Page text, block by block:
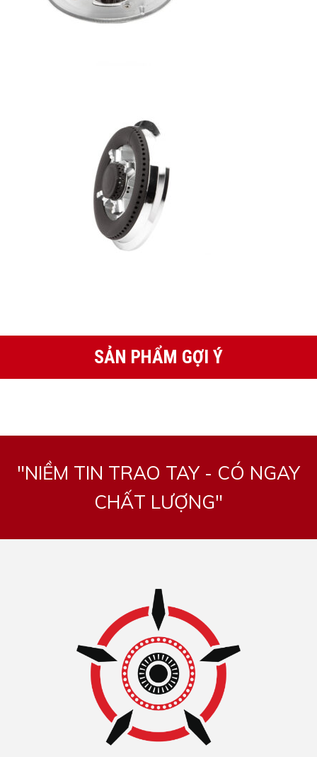
SẢN PHẨM GỢI Ý
"NIỀM TIN TRAO TAY - CÓ NGAY
CHẤT LƯỢNG"